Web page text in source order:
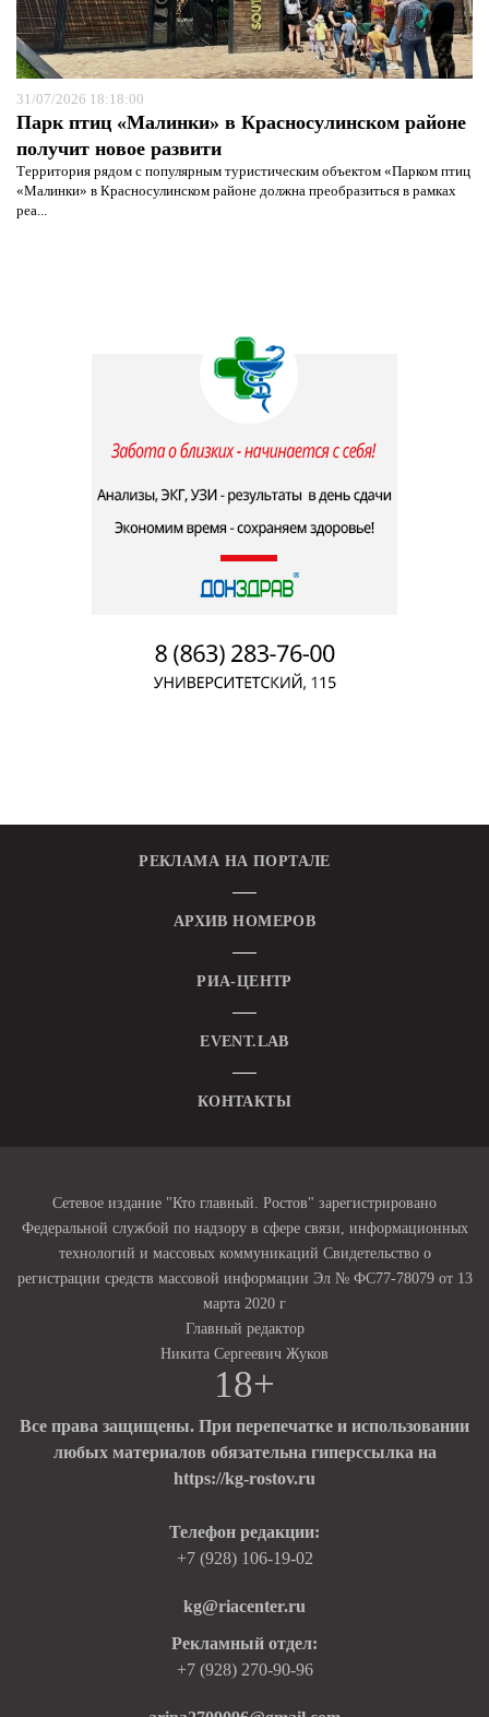
31/07/2026 18:18:00
Парк птиц «Малинки» в Красносулинском районе
получит новое развити
Территория рядом с популярным туристическим объектом «Парком птиц
«Малинки» в Красносулинском районе должна преобразиться в рамках
реа...
РЕКЛАМА НА ПОРТАЛЕ
АРХИВ НОМЕРОВ
РИА-ЦЕНТР
EVENT.LAB
КОНТАКТЫ
Сетевое издание "Кто главный. Ростов" зарегистрировано
Федеральной службой по надзору в сфере связи, информационных
технологий и массовых коммуникаций Свидетельство о
регистрации средств массовой информации Эл № ФС77-78079 от 13
марта 2020 г
Главный редактор
Никита Сергеевич Жуков
18+
Все права защищены. При перепечатке и использовании
любых материалов обязательна гиперссылка на
https://kg-rostov.ru
Телефон редакции:
+7 (928) 106-19-02
kg@riacenter.ru
Рекламный отдел:
+7 (928) 270-90-96